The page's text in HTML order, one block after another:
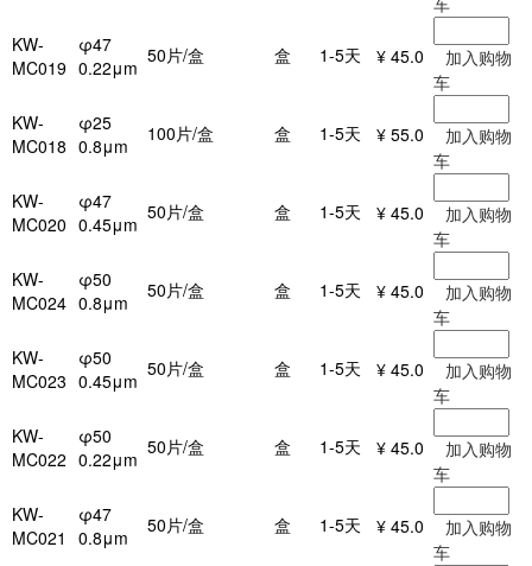
KW-
MC019
φ47
0.22μm
50片/盒 盒 1-5天 ¥ 45.0
加入购物
车
KW-
MC018
φ25
0.8μm
100片/盒 盒 1-5天 ¥ 55.0
加入购物
车
KW-
MC020
φ47
0.45μm
50片/盒 盒 1-5天 ¥ 45.0
加入购物
车
KW-
MC024
φ50
0.8μm
50片/盒 盒 1-5天 ¥ 45.0
加入购物
车
KW-
MC023
φ50
0.45μm
50片/盒 盒 1-5天 ¥ 45.0
加入购物
车
KW-
MC022
φ50
0.22μm
50片/盒 盒 1-5天 ¥ 45.0
加入购物
车
KW-
MC021
φ47
0.8μm
50片/盒 盒 1-5天 ¥ 45.0
加入购物
车